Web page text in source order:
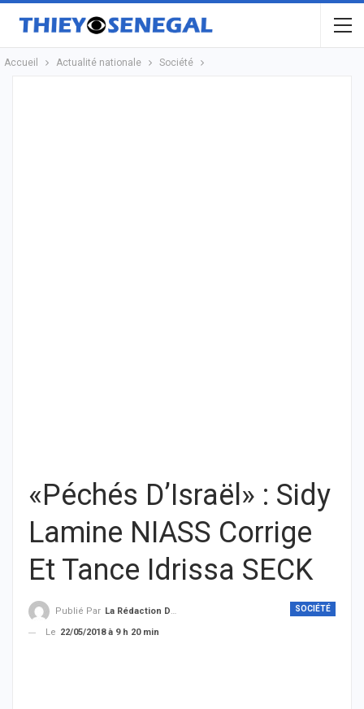
Accueil Actualité nationale Société
«Péchés D’Israël» : Sidy
Lamine NIASS Corrige
Et Tance Idrissa SECK
SOCIÉTÉ
Publié Par La Rédaction De THIEYSENEGAL.com
Le 22/05/2018 à 9 h 20 min